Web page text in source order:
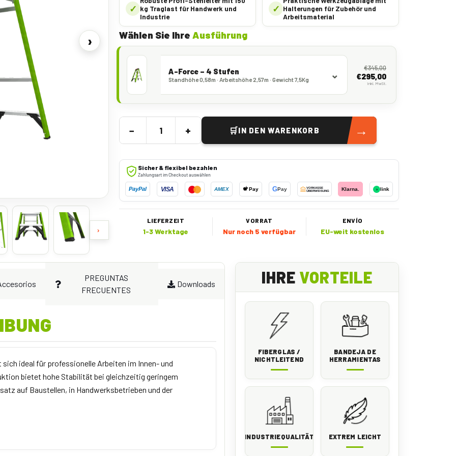
›
›
✓ kg Traglast für Handwerk und
Industrie
✓ Halterungen für Zubehör und
Arbeitsmaterial
Wählen Sie Ihre Ausführung
A-Force – 4 Stufen
Standhöhe 0,58m · Arbeitshöhe 2,57m · Gewicht 7,5Kg
€345,00
€295,00
inkl. MwSt.
− + 🛒IN DEN WARENKORB →
Sicher & flexibel bezahlen
Zahlungsart im Checkout auswählen
PayPal VISA AMEX Pay GPay
VORKASSE
ÜBERWEISUNG
Klarna. › link
LIEFERZEIT
1-3 Werktage
VORRAT
Nur noch 5 verfügbar
ENVÍO
EU-weit kostenlos
PREGUNTAS
FRECUENTES
Downloads
ideal für professionelle Arbeiten im Innen- und
bietet hohe Stabilität bei gleichzeitig geringem
auf Baustellen, in Handwerksbetrieben und der
IHRE VORTEILE
FIBERGLAS /
NICHTLEITEND
BANDEJA DE
HERRAMIENTAS
INDUSTRIEQUALITÄT EXTREM LEICHT